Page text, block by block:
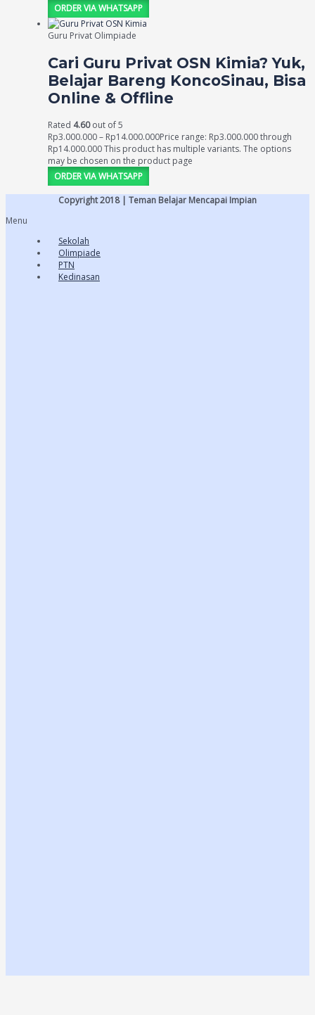
ORDER VIA WHATSAPP
Guru Privat Olimpiade
Cari Guru Privat OSN Kimia? Yuk,
Belajar Bareng KoncoSinau, Bisa
Online & Offline
Rated 4.60out of 5
Rp3.000.000– Rp14.000.000Price range: Rp3.000.000 through
Rp14.000.000This product has multiple variants. The options
may be chosen on the product page
ORDER VIA WHATSAPP
Copyright 2018 | Teman Belajar Mencapai Impian
Menu
Sekolah
Olimpiade
PTN
Kedinasan